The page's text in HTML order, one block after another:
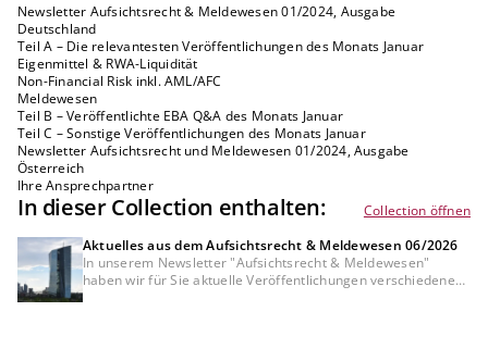
Newsletter Aufsichtsrecht & Meldewesen 01/2024, Ausgabe
Deutschland
Teil A – Die relevantesten Veröffentlichungen des Monats Januar
Eigenmittel & RWA-Liquidität
Non-Financial Risk inkl. AML/AFC
Meldewesen
Teil B – Veröffentlichte EBA Q&A des Monats Januar
Teil C – Sonstige Veröffentlichungen des Monats Januar
Newsletter Aufsichtsrecht und Meldewesen 01/2024, Ausgabe
Österreich
Ihre Ansprechpartner
In dieser Collection enthalten:
Collection öffnen
Aktuelles aus dem Aufsichtsrecht & Meldewesen 06/2026
In unserem Newsletter "Aufsichtsrecht & Meldewesen"
haben wir für Sie aktuelle Veröffentlichungen verschiedener